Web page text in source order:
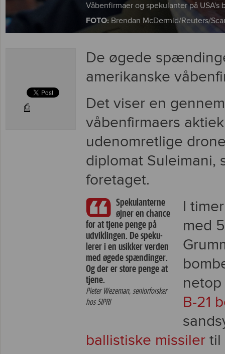
Våbenfirmaer og spekulanter på
FOTO: Brendan McDermid/Reuters/
⎙
De øgede
amerikanske
Det viser en
våbenfirmaers
udenomretlige
diplomat Suleimani,
foretaget.
Spekulanterne
øjner en chance
for at tjene penge på
udviklingen. De speku-
lerer i en usikker verden
med øgede spændinger.
Og der er store penge at
tjene.
Pieter Wezeman, seniorforsker
hos SIPRI
I
med
B-21
ballistiske missiler til